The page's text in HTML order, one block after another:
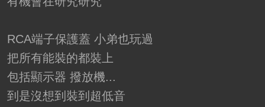
RCA端子保護蓋 小弟也玩過
把所有能裝的都裝上
包括顯示器 撥放機...
到是沒想到裝到超低音